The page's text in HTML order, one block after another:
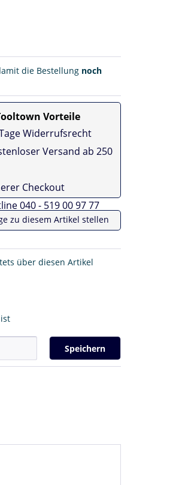
die Bestellung noch
Vorteile
Widerrufsrecht
Versand ab 250
Checkout
040 - 519 00 97 77
zu diesem Artikel stellen
über diesen Artikel
Speichern